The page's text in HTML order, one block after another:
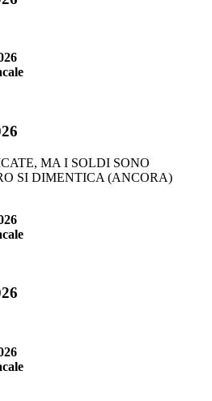
MA I SOLDI SONO
SI DIMENTICA (ANCORA)